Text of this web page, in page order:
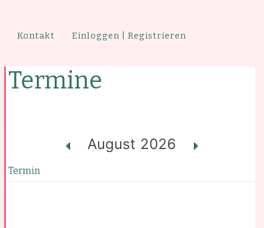
Kontakt Einloggen | Registrieren
Termine
August 2026
Termin